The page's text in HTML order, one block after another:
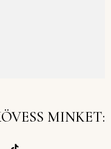
MINKET: